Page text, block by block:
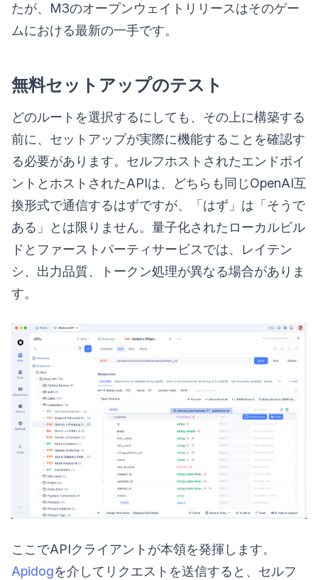
たが、M3のオープンウェイトリリースはそのゲー
ムにおける最新の一手です。
無料セットアップのテスト
どのルートを選択するにしても、その上に構築する
前に、セットアップが実際に機能することを確認す
る必要があります。セルフホストされたエンドポイ
ントとホストされたAPIは、どちらも同じOpenAI互
換形式で通信するはずですが、「はず」は「そうで
ある」とは限りません。量子化されたローカルビル
ドとファーストパーティサービスでは、レイテン
シ、出力品質、トークン処理が異なる場合がありま
す。
ここでAPIクライアントが本領を発揮します。
Apidogを介してリクエストを送信すると、セルフ